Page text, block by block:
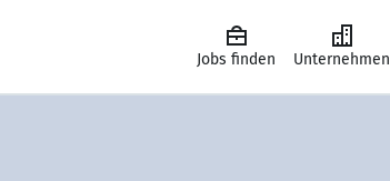
Jobs finden Unternehmen